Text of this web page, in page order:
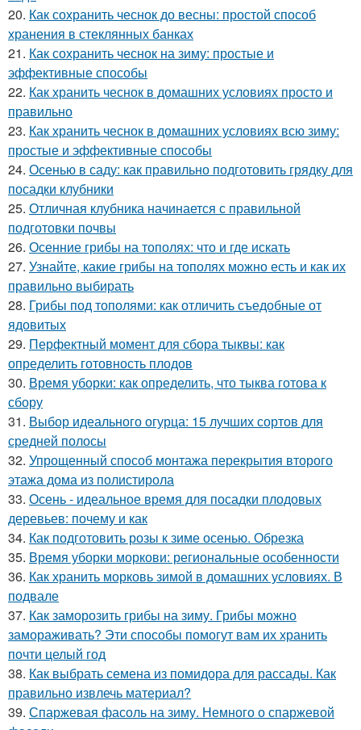
20. Как сохранить чеснок до весны: простой способ
хранения в стеклянных банках
21. Как сохранить чеснок на зиму: простые и
эффективные способы
22. Как хранить чеснок в домашних условиях просто и
правильно
23. Как хранить чеснок в домашних условиях всю зиму:
простые и эффективные способы
24. Осенью в саду: как правильно подготовить грядку для
посадки клубники
25. Отличная клубника начинается с правильной
подготовки почвы
26. Осенние грибы на тополях: что и где искать
27. Узнайте, какие грибы на тополях можно есть и как их
правильно выбирать
28. Грибы под тополями: как отличить съедобные от
ядовитых
29. Перфектный момент для сбора тыквы: как
определить готовность плодов
30. Время уборки: как определить, что тыква готова к
сбору
31. Выбор идеального огурца: 15 лучших сортов для
средней полосы
32. Упрощенный способ монтажа перекрытия второго
этажа дома из полистирола
33. Осень - идеальное время для посадки плодовых
деревьев: почему и как
34. Как подготовить розы к зиме осенью. Обрезка
35. Время уборки моркови: региональные особенности
36. Как хранить морковь зимой в домашних условиях. В
подвале
37. Как заморозить грибы на зиму. Грибы можно
замораживать? Эти способы помогут вам их хранить
почти целый год
38. Как выбрать семена из помидора для рассады. Как
правильно извлечь материал?
39. Спаржевая фасоль на зиму. Немного о спаржевой